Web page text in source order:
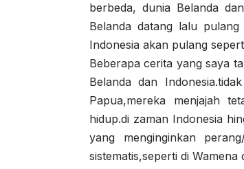
berbeda, dunia Belanda
Belanda datang lalu
Indonesia akan pulang
Beberapa cerita yang saya
Belanda dan
Papua,mereka menjajah
hidup.di zaman Indonesia
yang menginginkan
sistematis,seperti di Wamena